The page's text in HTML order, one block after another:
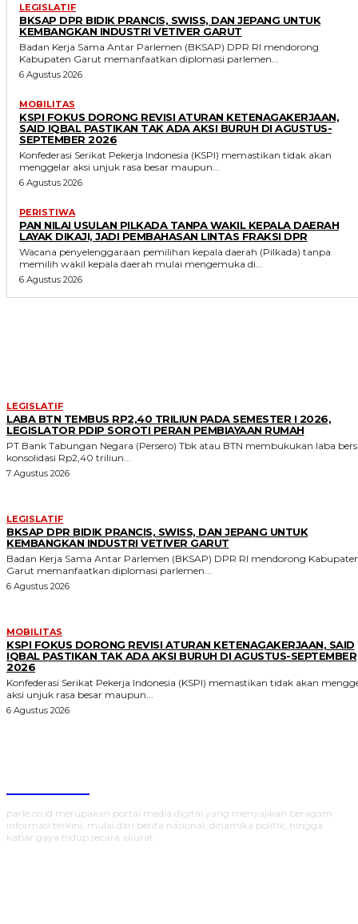
LEGISLATIF
BKSAP DPR BIDIK PRANCIS, SWISS, DAN JEPANG UNTUK
KEMBANGKAN INDUSTRI VETIVER GARUT
Badan Kerja Sama Antar Parlemen (BKSAP) DPR RI mendorong
Kabupaten Garut memanfaatkan diplomasi parlemen...
6 Agustus 2026
MOBILITAS
KSPI FOKUS DORONG REVISI ATURAN KETENAGAKERJAAN,
SAID IQBAL PASTIKAN TAK ADA AKSI BURUH DI AGUSTUS-
SEPTEMBER 2026
Konfederasi Serikat Pekerja Indonesia (KSPI) memastikan tidak akan
menggelar aksi unjuk rasa besar maupun...
6 Agustus 2026
PERISTIWA
PAN NILAI USULAN PILKADA TANPA WAKIL KEPALA DAERAH
LAYAK DIKAJI, JADI PEMBAHASAN LINTAS FRAKSI DPR
Wacana penyelenggaraan pemilihan kepala daerah (Pilkada) tanpa
memilih wakil kepala daerah mulai mengemuka di...
6 Agustus 2026
LEGISLATIF
LABA BTN TEMBUS RP2,40 TRILIUN PADA SEMESTER I 2026,
LEGISLATOR PDIP SOROTI PERAN PEMBIAYAAN RUMAH
PT Bank Tabungan Negara (Persero) Tbk atau BTN membukukan laba
konsolidasi Rp2,40 triliun...
7 Agustus 2026
LEGISLATIF
BKSAP DPR BIDIK PRANCIS, SWISS, DAN JEPANG UNTUK
KEMBANGKAN INDUSTRI VETIVER GARUT
Badan Kerja Sama Antar Parlemen (BKSAP) DPR RI mendorong
Garut memanfaatkan diplomasi parlemen...
6 Agustus 2026
MOBILITAS
KSPI FOKUS DORONG REVISI ATURAN KETENAGAKERJAAN, SAID
IQBAL PASTIKAN TAK ADA AKSI BURUH DI AGUSTUS-SEPTEMBER
2026
Konfederasi Serikat Pekerja Indonesia (KSPI) memastikan tidak akan
aksi unjuk rasa besar maupun...
6 Agustus 2026
parle.co.id merupakan portal media digital yang menyajikan beragam
informasi terkini, mulai dari berita nasional, dinamika politik, hingga
kabar gaya hidup secara akurat.